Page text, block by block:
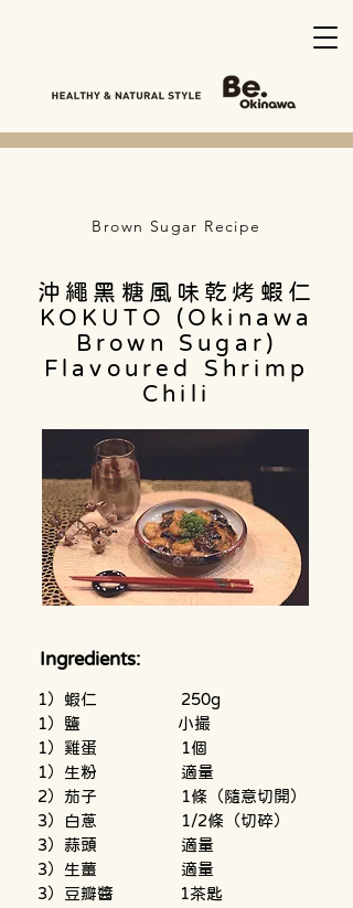
Brown Sugar Recipe
沖繩黑糖風味乾烤蝦仁
KOKUTO (Okinawa
Brown Sugar)
Flavoured Shrimp
Chili
Ingredients:
1）蝦仁                   250g
1）鹽                      小撮
1）雞蛋                   1個
1）生粉                   適量
2）茄子                   1條（隨意切開）
3）白蔥                   1/2條（切碎）
3）蒜頭                   適量
3）生薑                   適量
3）豆瓣醬               1茶匙